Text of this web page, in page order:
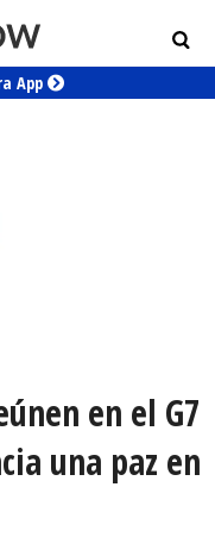
App
en el G7
una paz en